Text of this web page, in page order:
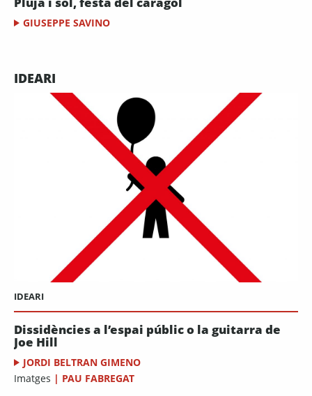
GIUSEPPE SAVINO
IDEARI
IDEARI
Dissidències a l’espai públic o la guitarra de
Joe Hill
JORDI BELTRAN GIMENO
Imatges | PAU FABREGAT